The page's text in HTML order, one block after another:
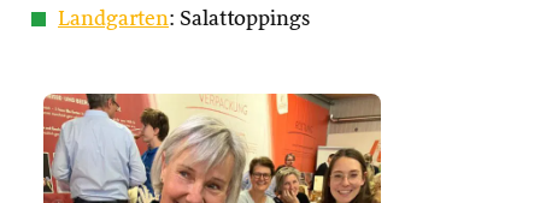
Landgarten: Salattoppings